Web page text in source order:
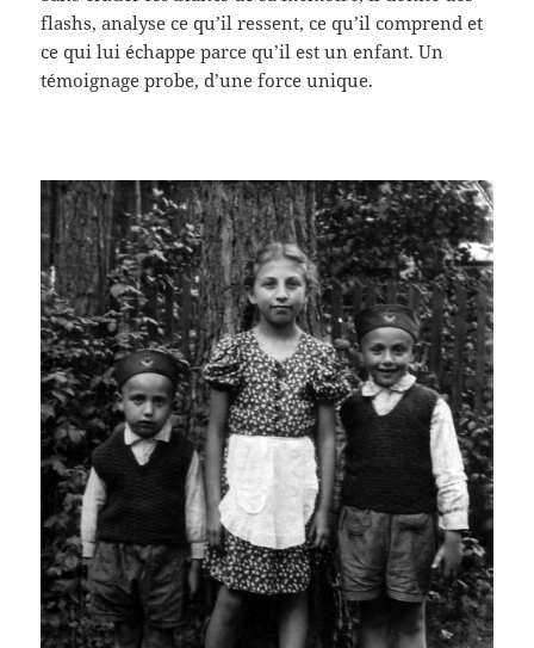
flashs, analyse ce qu’il ressent, ce qu’il comprend et
ce qui lui échappe parce qu’il est un enfant. Un
témoignage probe, d’une force unique.